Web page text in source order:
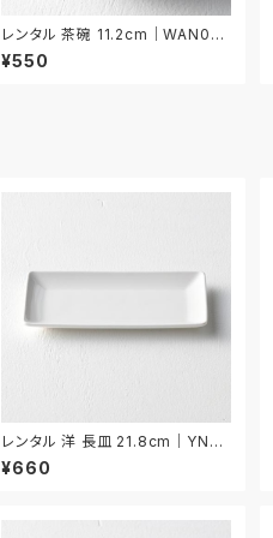
レンタル 茶碗 11.2cm｜WAN03
7
¥550
レンタル 洋 長皿 21.8cm｜YNAA
009
¥660